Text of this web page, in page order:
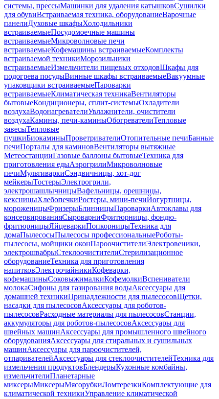
системы, прессыМашинки для удаления катышковСушилки
для обувиВстраиваемая техника, оборудованиеВарочные
панелиДуховые шкафыХолодильники
встраиваемыеПосудомоечные машины
встраиваемыеМикроволновые печи
встраиваемыеКофемашины встраиваемыеКомплекты
встраиваемой техникиМорозильники
встраиваемыеИзмельчители пищевых отходовШкафы для
подогрева посудыВинные шкафы встраиваемыеВакуумные
упаковщики встраиваемыеПароварки
встраиваемыеКлиматическая техникаВентиляторы
бытовыеКондиционеры, сплит-системыОхладители
воздухаВодонагревателиУвлажнители, очистители
воздухаКамины, печи-каминыОбогревателиТепловые
завесыТепловые
пушкиБиокаминыПроветривателиОтопительные печиБанные
печиПорталы для каминовВентиляторы вытяжные
МетеостанцииГазовые баллоны бытовыеТехника для
приготовления едыАэрогрилиМикроволновые
печиМультиваркиСэндвичницы, хот-дог
мейкерыТостерыЭлектрогрили,
электрошашлычницыВафельницы, орешницы,
кексницыХлебопечкиРостеры, мини-печиЙогуртницы,
мороженицыФризерыБлинницыПароваркиАвтоклавы для
консервированияСыроварниФритюрницы, фондю-
фритюрницыЯйцеваркиПопкорницыТехника для
домаПылесосыПылесосы профессиональныеРоботы-
пылесосы, мойщики оконПароочистителиЭлектровеники,
электрошвабрыСтеклоочистителиСтерилизационное
оборудованиеТехника для приготовления
напитковЭлектрочайникиКофеварки,
кофемашиныСоковыжималкиКофемолкиВспениватели
молокаСифоны для газирования водыАксессуары для
домашней техникиПринадлежности для пылесосовЩетки,
насадки для пылесосовАксессуары для роботов-
пылесосовРасходные материалы для пылесосовСтанции,
аккумуляторы для роботов-пылесосовАксессуары для
швейных машинАксессуары для промышленного швейного
оборудованияАксессуары для стиральных и сушильных
машинАксессуары для пароочистителей,
отпаривателейАксессуары для стеклоочистителейТехника для
измельчения продуктовБлендерыКухонные комбайны,
измельчителиПланетарные
миксерыМиксерыМясорубкиЛомтерезкиКомплектующие для
климатической техникиУправление климатической